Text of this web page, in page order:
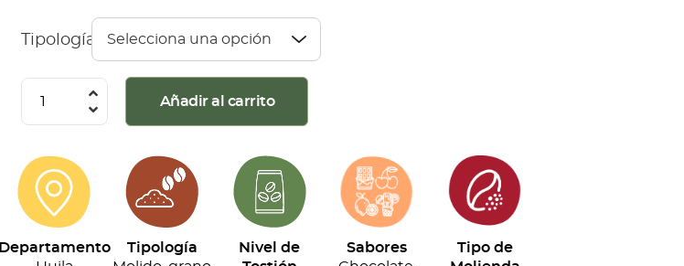
Tipología
Montaña
-
Especial
(500g)
cantidad
Añadir al carrito
Departamento
Tipología
Nivel de
Sabores
Tipo de